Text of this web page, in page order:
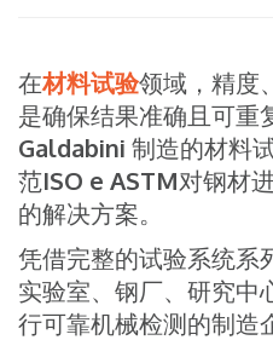
在材料试验领域，精度
是确保结果准确且可重
Galdabini 制造的材料
范ISO e ASTM对钢材
的解决方案。
凭借完整的试验系统系
实验室、钢厂、研究中
行可靠机械检测的制造